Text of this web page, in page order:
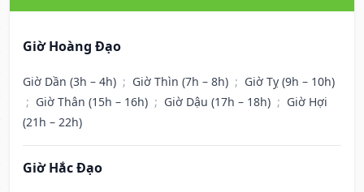
Giờ Hoàng Đạo
Giờ Dần (3h – 4h) ; Giờ Thìn (7h – 8h) ; Giờ Tỵ (9h – 10h)
; Giờ Thân (15h – 16h) ; Giờ Dậu (17h – 18h) ; Giờ Hợi
(21h – 22h)
Giờ Hắc Đạo